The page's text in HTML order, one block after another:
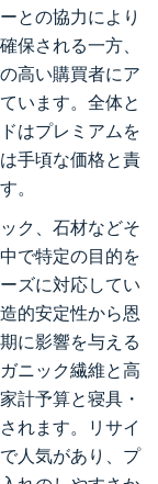
との協力により
保される一方、
高い購買者にア
います。全体と
はプレミアムを
手頃な価格と責
。
ク、石材などそ
で特定の目的を
ズに対応してい
的安定性から恩
に影響を与える
ニック繊維と高
計予算と寝具・
れます。リサイ
人気があり、プ